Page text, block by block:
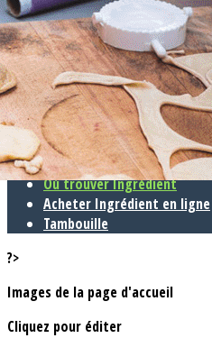
Exporter les lignes sélectionnées
Exporter toutes les colonnes
Exporter uniquement les
Menu
<
>
Revue Ingrédient
Où trouver Ingrédient
Acheter Ingrédient en ligne
Tambouille
?>
Images de la page d'accueil
Cliquez pour éditer